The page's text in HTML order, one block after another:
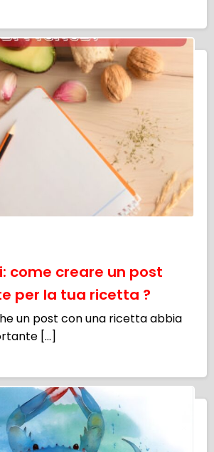
come creare un post
per la tua ricetta ?
un post con una ricetta abbia
[…]